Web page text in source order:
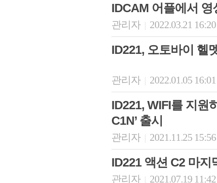
IDCAM 어플에서
관리자 2022.03.21
ID221, 오토바이 헬
관리자 2022.01.05
ID221, WIFI를 지원
C1N’ 출시
관리자 2021.11.25
ID221 액션 C2 마
관리자 2021.07.19